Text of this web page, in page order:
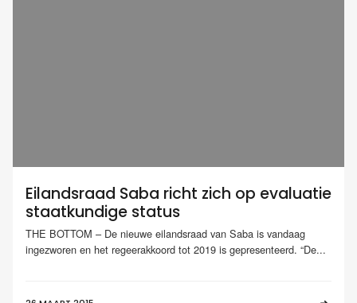
Eilandsraad Saba richt zich op evaluatie
staatkundige status
THE BOTTOM – De nieuwe eilandsraad van Saba is vandaag
ingezworen en het regeerakkoord tot 2019 is gepresenteerd. “De...